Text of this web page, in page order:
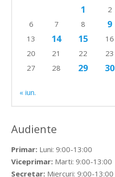
1 2
6
7 8 9
13
14 15 16
20
21 22 23
27
28 29 30
« iun.
Audiente
Primar:Luni: 9:00-13:00
Viceprimar:Marti: 9:00-13:00
Secretar:Miercuri: 9:00-13:00